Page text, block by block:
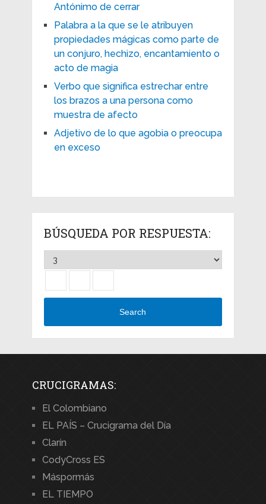
Antónimo de cerrar
Palabra a la que se le atribuyen
propiedades mágicas como parte de
un conjuro, hechizo, encantamiento o
acto de magia
Verbo que significa estrechar entre
los brazos a una persona como
muestra de afecto
Adjetivo de lo que agobia o preocupa
en exceso
BÚSQUEDA POR RESPUESTA:
Search
CRUCIGRAMAS:
El Colombiano
EL PAÍS – Crucigrama del Día
Clarín
CodyCross ES
Máspormás
EL TIEMPO